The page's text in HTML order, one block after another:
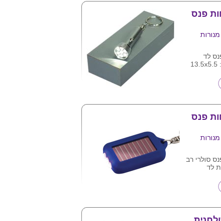
פנס
לד
באריזת עץ. מידה: 13.5x5.5
פנס
סולרי רב
ואורך
הלד
אדום ,